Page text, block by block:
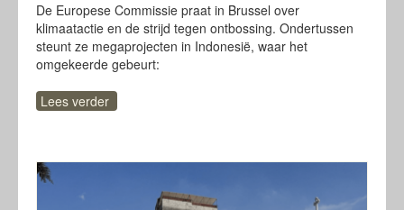
De Europese Commissie praat in Brussel over
klimaatactie en de strijd tegen ontbossing. Ondertussen
steunt ze megaprojecten in Indonesië, waar het
omgekeerde gebeurt:
Lees verder